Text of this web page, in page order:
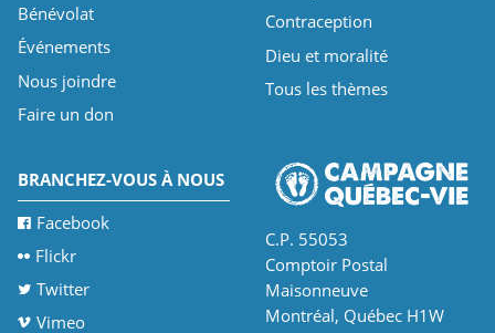
Bénévolat
Événements
Nous joindre
Faire un don
Contraception
Dieu et moralité
Tous les thèmes
BRANCHEZ-VOUS À NOUS
Facebook
Flickr
Twitter
Vimeo
C.P. 55053
Comptoir Postal
Maisonneuve
Montréal, Québec H1W